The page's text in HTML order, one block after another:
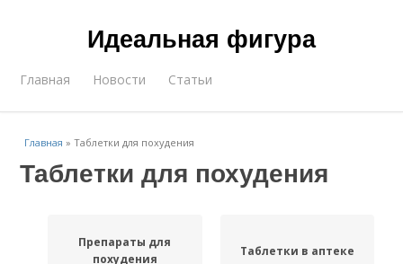
Идеальная фигура
Главная Новости Статьи
Главная »Таблетки для похудения
Таблетки для похудения
Препараты для
похудения
Таблетки в аптеке